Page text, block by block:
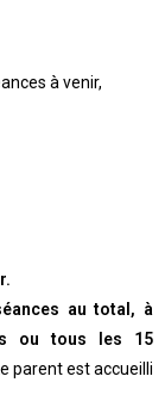
à venir,
au total, à
ou tous les 15
parent est accueilli